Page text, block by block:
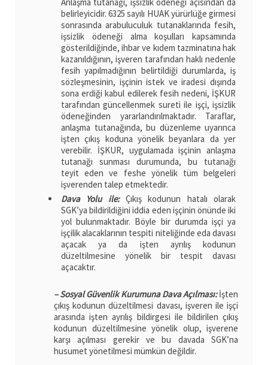
belirleyicidir. 6325 sayılı HUAK yürürlüğe girmesi
sonrasında arabuluculuk tutanaklarında fesih,
işsizlik ödeneği alma koşulları kapsamında
gösterildiğinde, ihbar ve kıdem tazminatına hak
kazanıldığının, işveren tarafından haklı nedenle
fesih yapılmadığının belirtildiği durumlarda, iş
sözleşmesinin, işçinin istek ve iradesi dışında
sona erdiği kabul edilerek fesih nedeni, İŞKUR
tarafından güncellenmek sureti ile işçi, işsizlik
ödeneğinden yararlandırılmaktadır. Taraflar,
anlaşma tutanağında, bu düzenleme uyarınca
işten çıkış koduna yönelik beyanlara da yer
verebilir. İŞKUR, uygulamada işçinin anlaşma
tutanağı sunması durumunda, bu tutanağı
teyit eden ve feshe yönelik tüm belgeleri
işverenden talep etmektedir.
Dava Yolu ile:Çıkış kodunun hatalı olarak
SGK’ya bildirildiğini iddia eden işçinin önünde iki
yol bulunmaktadır. Böyle bir durumda işçi ya
işçilik alacaklarının tespiti niteliğinde eda davası
açacak ya da işten ayrılış kodunun
düzeltilmesine yönelik bir tespit davası
açacaktır.
– Sosyal Güvenlik Kurumuna Dava Açılması:İşten
çıkış kodunun düzeltilmesi davası, işveren ile işçi
arasında işten ayrılış bildirgesi ile bildirilen çıkış
kodunun düzeltilmesine yönelik olup, işverene
karşı açılması gerekir ve bu davada SGK’na
husumet yönetilmesi mümkün değildir.